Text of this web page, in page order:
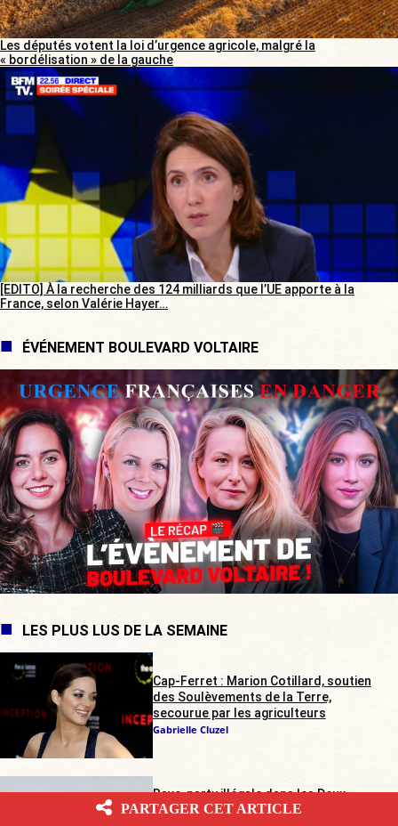
Les députés votent la loi d’urgence agricole, malgré la
« bordélisation » de la gauche
[EDITO] À la recherche des 124 milliards que l’UE apporte à la
France, selon Valérie Hayer…
ÉVÉNEMENT BOULEVARD VOLTAIRE
LES PLUS LUS DE LA SEMAINE
Cap-Ferret : Marion Cotillard, soutien
des Soulèvements de la Terre,
secourue par les agriculteurs
Gabrielle Cluzel
Rave-party illégale dans les Deux-
Sèvres : les agriculteurs sur tous les
PARTAGER CET ARTICLE